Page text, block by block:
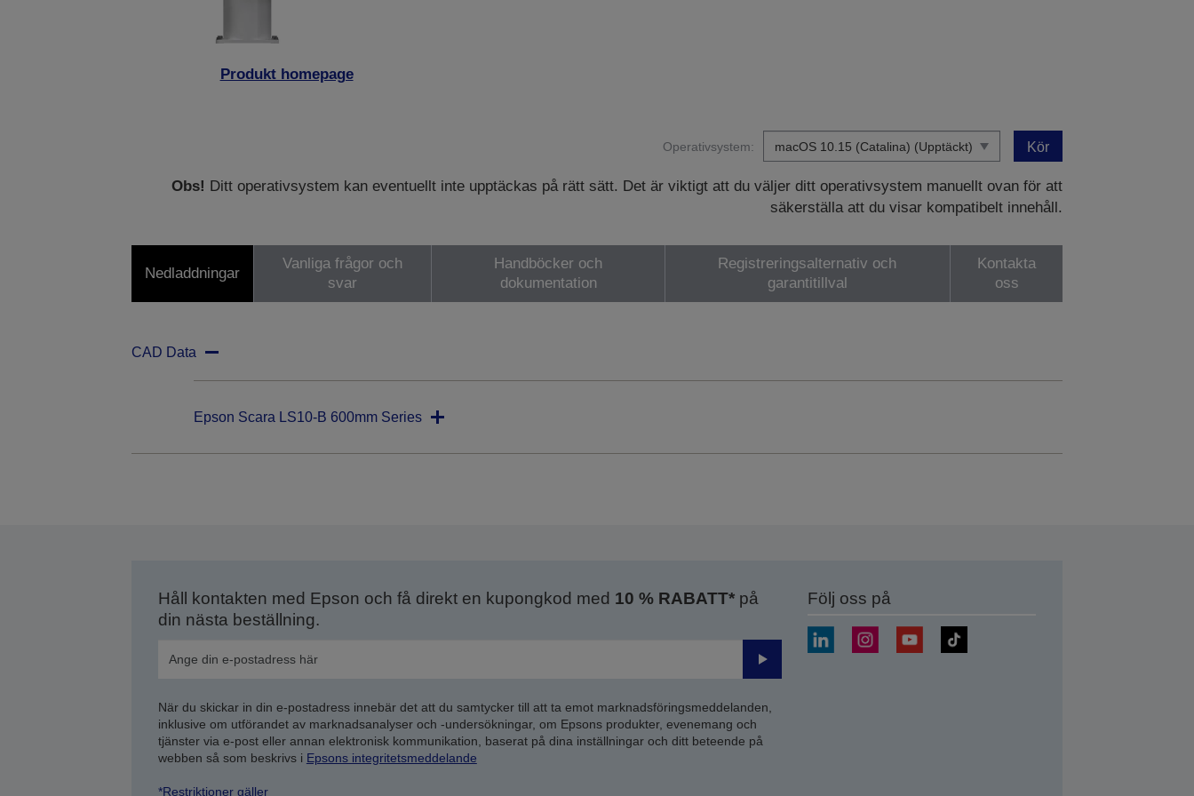
Produkt homepage
Operativsystem: Kör
Obs! Ditt operativsystem kan eventuellt inte upptäckas på rätt sätt. Det är viktigt att du väljer ditt operativsystem manuellt ovan för att
säkerställa att du visar kompatibelt innehåll.
Nedladdningar
Vanliga frågor och
svar
Handböcker och
dokumentation
Registreringsalternativ och
garantitillval
Kontakta
oss
CAD Data
Epson Scara LS10-B 600mm Series
Håll kontakten med Epson och få direkt en kupongkod med 10 % RABATT*på
din nästa beställning.
Skicka
När du skickar in din e-postadress innebär det att du samtycker till att ta emot marknadsföringsmeddelanden,
inklusive om utförandet av marknadsanalyser och -undersökningar, om Epsons produkter, evenemang och
tjänster via e-post eller annan elektronisk kommunikation, baserat på dina inställningar och ditt beteende på
webben så som beskrivs i Epsons integritetsmeddelande
*Restriktioner gäller
Följ oss på